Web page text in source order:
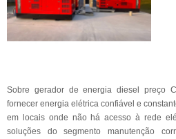
Sobre gerador de energia diesel preço
fornecer energia elétrica confiável e
em locais onde não há acesso à rede
soluções do segmento manutenção